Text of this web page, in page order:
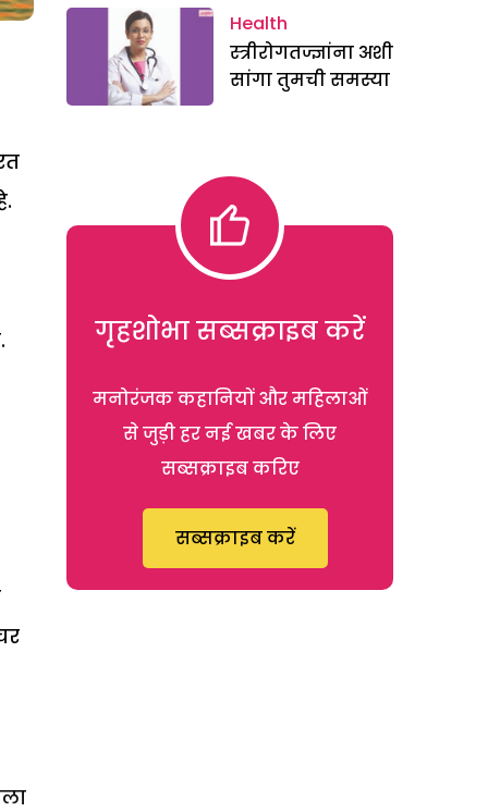
Health
स्त्रीरोगतज्ज्ञांना अशी
सांगा तुमची समस्या
गृहशोभा सब्सक्राइब करें
मनोरंजक कहानियों और महिलाओं
से जुड़ी हर नई खबर के लिए
सब्सक्राइब करिए
सब्सक्राइब करें